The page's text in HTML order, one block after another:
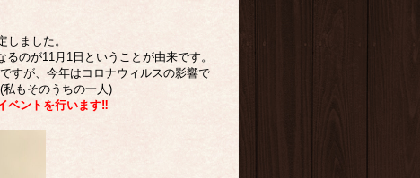
ました。
のが11月1日ということが由来です。
すが、今年はコロナウィルスの影響で
もそのうちの一人)
ベントを行います‼